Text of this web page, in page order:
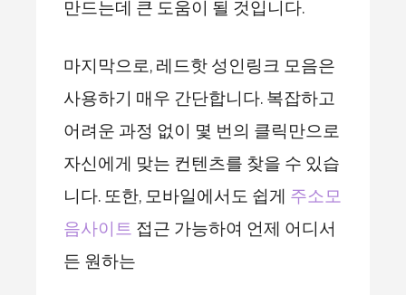
만드는데 큰 도움이 될 것입니다.
마지막으로, 레드핫 성인링크 모음은
사용하기 매우 간단합니다. 복잡하고
어려운 과정 없이 몇 번의 클릭만으로
자신에게 맞는 컨텐츠를 찾을 수 있습
니다. 또한, 모바일에서도 쉽게 주소모
음사이트접근 가능하여 언제 어디서
든 원하는